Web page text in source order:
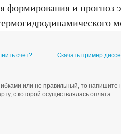
формирования и прогноз
счет? Скачать пример
или не правильный, то напишите
с которой осуществлялась оплата.